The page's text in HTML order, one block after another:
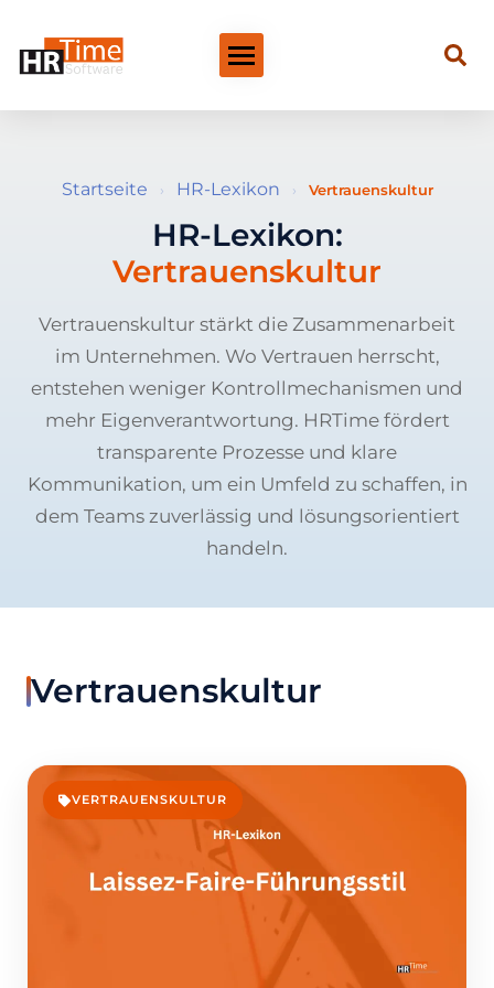
Startseite › HR-Lexikon › Vertrauenskultur
HR-Lexikon:
Vertrauenskultur
Vertrauenskultur stärkt die Zusammenarbeit
im Unternehmen. Wo Vertrauen herrscht,
entstehen weniger Kontrollmechanismen und
mehr Eigenverantwortung. HRTime fördert
transparente Prozesse und klare
Kommunikation, um ein Umfeld zu schaffen, in
dem Teams zuverlässig und lösungsorientiert
handeln.
Vertrauenskultur
VERTRAUENSKULTUR